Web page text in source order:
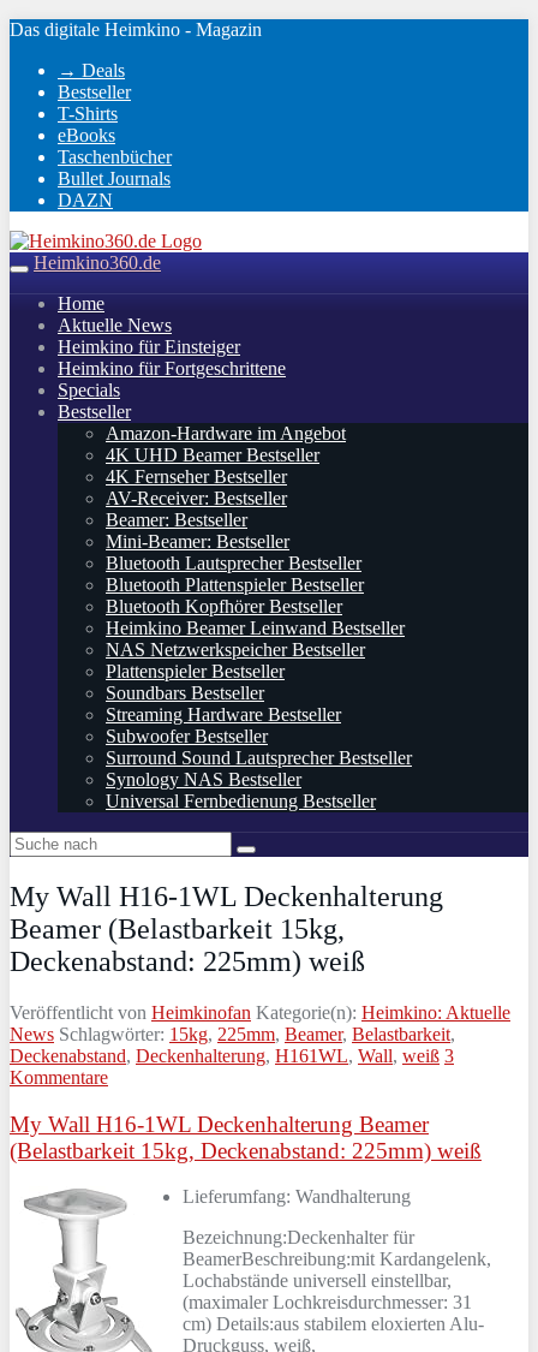
Skip
main
content
Das digitale Heimkino - Magazin
→ Deals
Bestseller
T-Shirts
eBooks
Taschenbücher
Bullet Journals
DAZN
Toggle
navigation
Heimkino360.de
Home
Aktuelle News
Heimkino für Einsteiger
Heimkino für Fortgeschrittene
Specials
Bestseller
Amazon-Hardware im Angebot
4K UHD Beamer Bestseller
4K Fernseher Bestseller
AV-Receiver: Bestseller
Beamer: Bestseller
Mini-Beamer: Bestseller
Bluetooth Lautsprecher Bestseller
Bluetooth Plattenspieler Bestseller
Bluetooth Kopfhörer Bestseller
Heimkino Beamer Leinwand Bestseller
NAS Netzwerkspeicher Bestseller
Plattenspieler Bestseller
Soundbars Bestseller
Streaming Hardware Bestseller
Subwoofer Bestseller
Surround Sound Lautsprecher Bestseller
Synology NAS Bestseller
Universal Fernbedienung Bestseller
My Wall H16-1WL Deckenhalterung
Beamer (Belastbarkeit 15kg,
Deckenabstand: 225mm) weiß
Veröffentlicht von Heimkinofan Kategorie(n): Heimkino: Aktuelle
News Schlagwörter: 15kg, 225mm, Beamer, Belastbarkeit,
Deckenabstand, Deckenhalterung, H161WL, Wall, weiß 3
Kommentare
My Wall H16-1WL Deckenhalterung Beamer
(Belastbarkeit 15kg, Deckenabstand: 225mm) weiß
Lieferumfang: Wandhalterung
Bezeichnung:Deckenhalter für
BeamerBeschreibung:mit Kardangelenk,
Lochabstände universell einstellbar,
(maximaler Lochkreisdurchmesser: 31
cm) Details:aus stabilem eloxierten Alu-
Druckguss, weiß,